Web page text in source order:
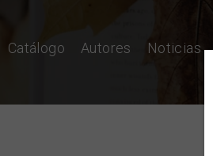
Catálogo Autores Noticias